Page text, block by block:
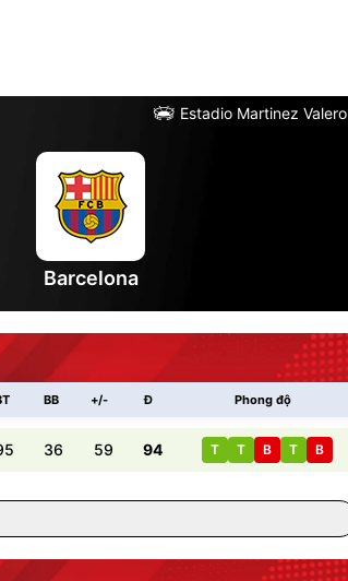
Estadio Martinez Valero
Barcelona
BB +/- Đ Phong độ
36 59 94 T T B T B